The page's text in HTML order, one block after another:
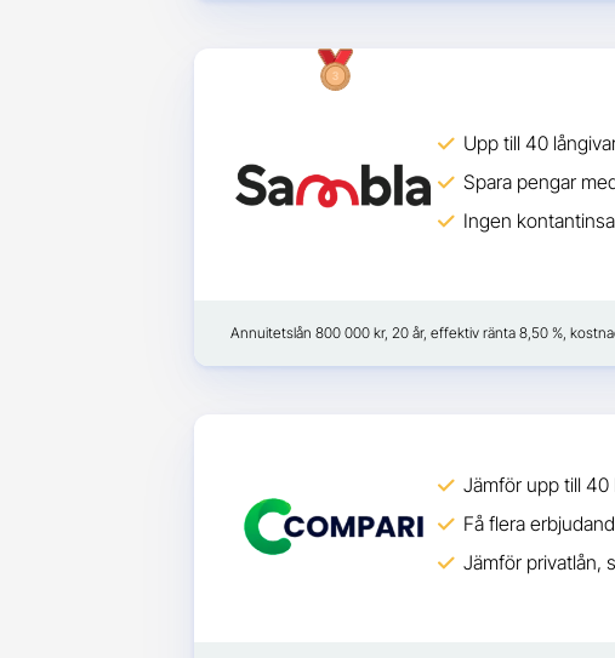
Upp till 40
Spara pengar
Ingen
Annuitetslån 800 000 kr, 20 år, effektiv ränta 8,50 %,
Jämför upp till 40
Få flera
Jämför privatlån,